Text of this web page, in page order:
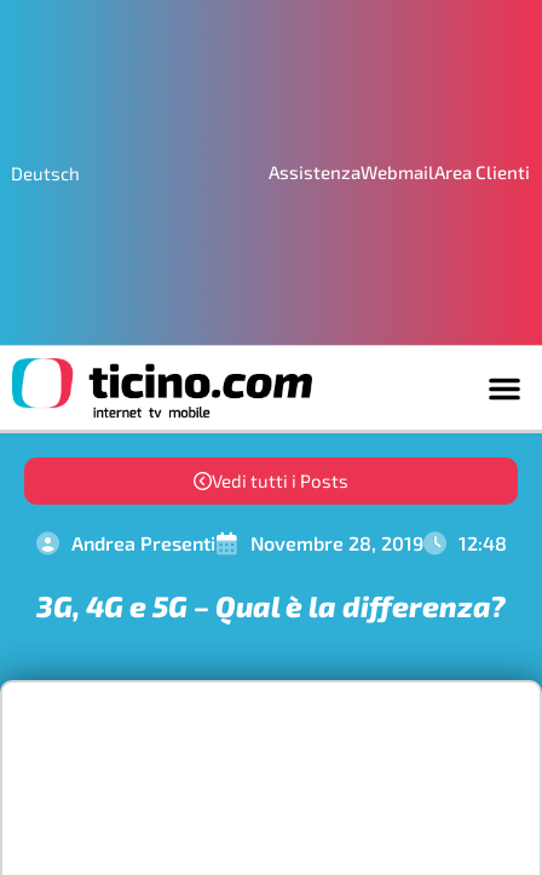
Deutsch AssistenzaWebmailArea Clienti
Vedi tutti i Posts
Andrea Presenti Novembre 28, 2019 12:48
3G, 4G e 5G – Qual è la differenza?